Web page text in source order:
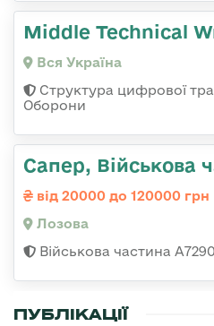
Middle Technical
Вся Україна
Структура цифрової
Оборони
Сапер, Військова
від 20000 до 120000 грн
Лозова
Військова частина А7290
ПУБЛІКАЦІЇ